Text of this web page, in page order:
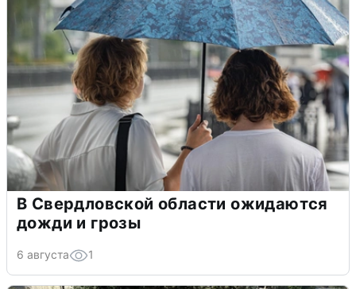
В Свердловской области ожидаются
дожди и грозы
6 августа 1